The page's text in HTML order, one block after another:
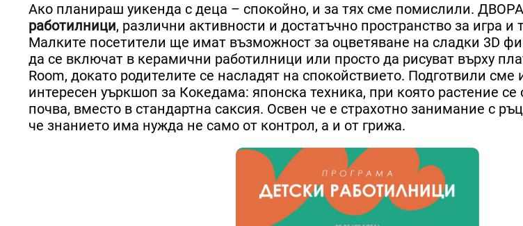
Ако планираш уикенда с деца – спокойно, и за тях сме помислили.
работилници, различни активности и достатъчно пространство за игра и
Малките посетители ще имат възможност за оцветяване на сладки 3D
да се включат в керамични работилници или просто да рисуват върху
Room, докато родителите се насладят на спокойствието. Подготвили
интересен уъркшоп за Кокедама: японска техника, при която растение
почва, вместо в стандартна саксия. Освен че е стрaхотно занимание с
че знанието има нужда не само от контрол, а и от грижа.